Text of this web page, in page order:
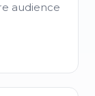
audience